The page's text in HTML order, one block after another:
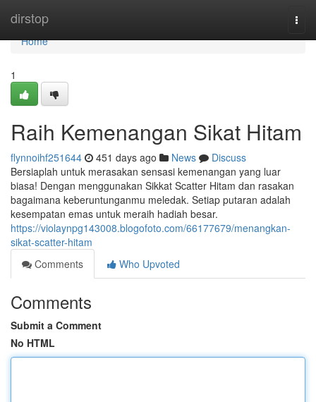
dirstop
Home
Home
1
Raih Kemenangan Sikat Hitam
flynnoihf251644 451 days ago News
Discuss
Bersiaplah untuk merasakan sensasi kemenangan yang luar
biasa! Dengan menggunakan Sikkat Scatter Hitam dan rasakan
bagaimana keberuntunganmu meledak. Setiap putaran adalah
kesempatan emas untuk meraih hadiah besar.
https://violaynpg143008.blogofoto.com/66177679/menangkan-
sikat-scatter-hitam
Comments
Who Upvoted
Comments
Submit a Comment
No HTML